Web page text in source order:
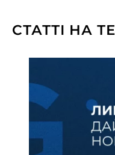
СТАТТІ НА